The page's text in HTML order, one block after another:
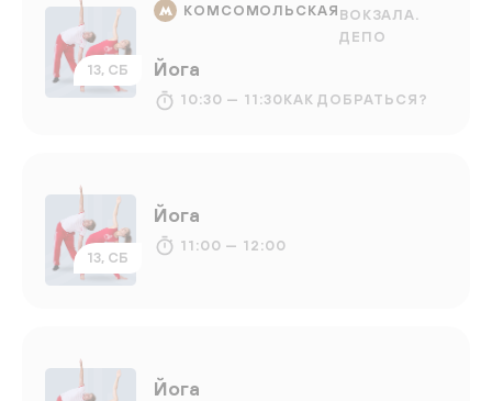
13, СБ
КОМСОМОЛЬСКАЯ ВОКЗАЛА.
ДЕПО
Йога
10:30 — 11:30КАК ДОБРАТЬСЯ?
13, СБ
Йога
11:00 — 12:00
Йога